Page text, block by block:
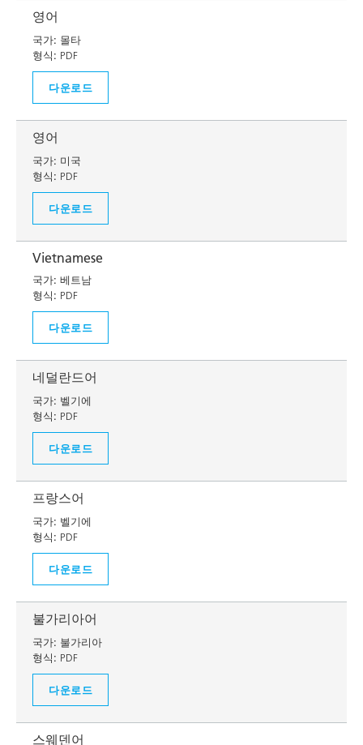
영어
국가: 몰타
형식: PDF
다운로드
영어
국가: 미국
형식: PDF
다운로드
Vietnamese
국가: 베트남
형식: PDF
다운로드
네덜란드어
국가: 벨기에
형식: PDF
다운로드
프랑스어
국가: 벨기에
형식: PDF
다운로드
불가리아어
국가: 불가리아
형식: PDF
다운로드
스웨덴어